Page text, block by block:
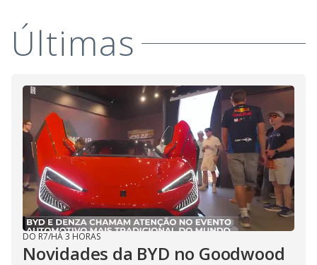
Últimas
DO R7/HÁ 3 HORAS
Novidades da BYD no Goodwood